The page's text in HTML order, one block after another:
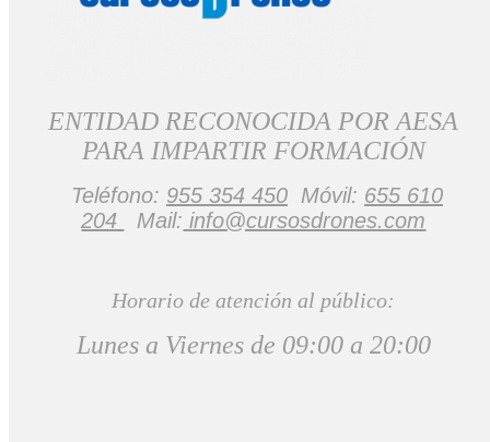
ENTIDAD RECONOCIDA POR AESA
PARA IMPARTIR FORMACIÓN
Teléfono: 955 354 450Móvil: 655 610
204
Mail: info@cursosdrones.com
Horario de atención al público:
Lunes a Viernes de 09:00 a 20:00